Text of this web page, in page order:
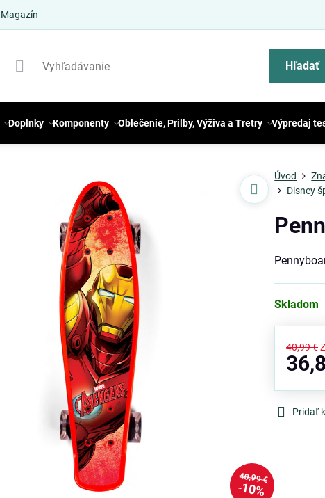
Magazín
Hľadať
Doplnky Komponenty Oblečenie, Prilby, Výživa a Tretry Výpredaj
40,99 €
10%
Úvod
Disney
Skladom
40,99 €
Pridať